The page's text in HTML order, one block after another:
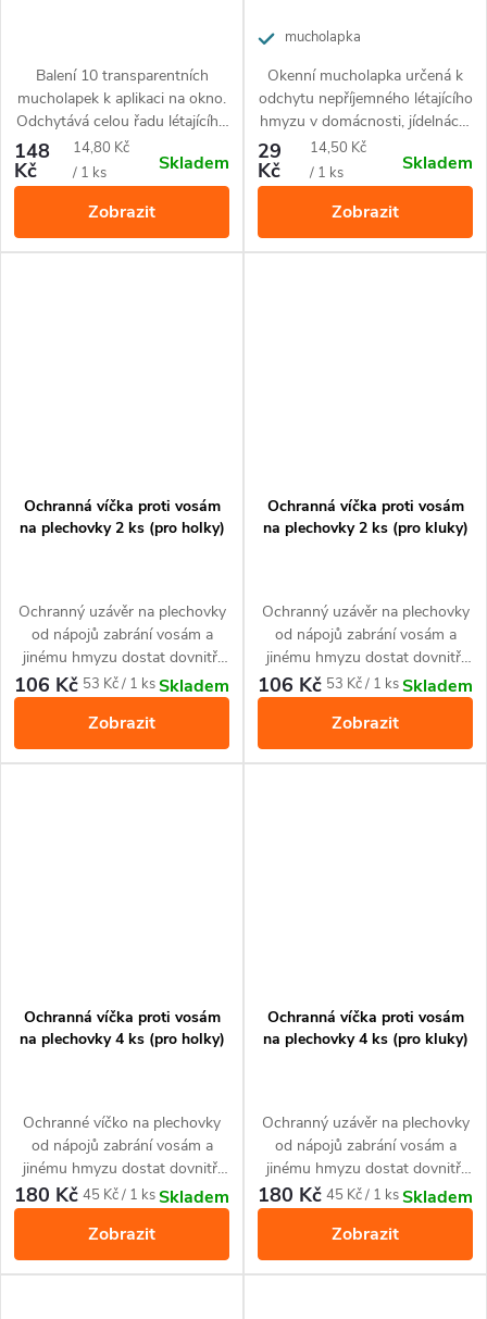
Balení 10 transparentních
mucholapek k aplikaci na okno.
Odchytává celou řadu létajícího
hmyzu (mouchy, octomilky ad.).
Snadné, diskrétní a efektivní
použití.
148
Kč
Měrná
cena:
14,80 Kč
/ 1 ks
Skladem
Zobrazit
mucholapka
Okenní mucholapka určená k
odchytu nepříjemného létajícího
hmyzu v domácnosti, jídelnách,
kancelářích a kuchyních.
29
Kč
Měrná
cena:
14,50 Kč
/ 1 ks
Skladem
Zobrazit
Ochranná víčka proti vosám
na plechovky 2 ks (pro holky)
Ochranný uzávěr na plechovky
od nápojů zabrání vosám a
jinému hmyzu dostat dovnitř.
Sada 2 kusů.
106 Kč Měrná
53 Kč / 1 ksSkladem
Zobrazit
Ochranná víčka proti vosám
na plechovky 2 ks (pro kluky)
Ochranný uzávěr na plechovky
od nápojů zabrání vosám a
jinému hmyzu dostat dovnitř.
Sada 2 kusů.
106 Kč Měrná
53 Kč / 1 ksSkladem
Zobrazit
Ochranná víčka proti vosám
na plechovky 4 ks (pro holky)
Ochranné víčko na plechovky
od nápojů zabrání vosám a
jinému hmyzu dostat dovnitř.
Sada 4 kusů.
180 Kč Měrná
45 Kč / 1 ksSkladem
Zobrazit
Ochranná víčka proti vosám
na plechovky 4 ks (pro kluky)
Ochranný uzávěr na plechovky
od nápojů zabrání vosám a
jinému hmyzu dostat dovnitř.
Sada 4 kusů.
180 Kč Měrná
45 Kč / 1 ksSkladem
Zobrazit